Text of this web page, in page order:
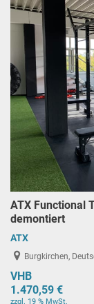
ATX Functional
demontiert
ATX
Burgkirchen,
VHB
1.470,59 €
zzgl. 19 % MwSt.